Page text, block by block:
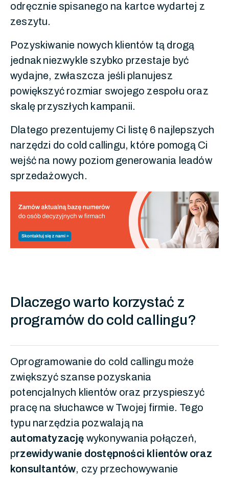
odręcznie spisanego na kartce wydartej z
zeszytu.
Pozyskiwanie nowych klientów tą drogą
jednak niezwykle szybko przestaje być
wydajne, zwłaszcza jeśli planujesz
powiększyć rozmiar swojego zespołu oraz
skalę przyszłych kampanii.
Dlatego prezentujemy Ci listę 6 najlepszych
narzędzi do cold callingu, które pomogą Ci
wejść na nowy poziom generowania leadów
sprzedażowych.
Dlaczego warto korzystać z
programów do cold callingu?
Oprogramowanie do cold callingu może
zwiększyć szanse pozyskania
potencjalnych klientów oraz przyspieszyć
pracę na słuchawce w Twojej firmie. Tego
typu narzędzia pozwalają na
automatyzację wykonywania połączeń,
przewidywanie dostępności klientów oraz
konsultantów, czy przechowywanie